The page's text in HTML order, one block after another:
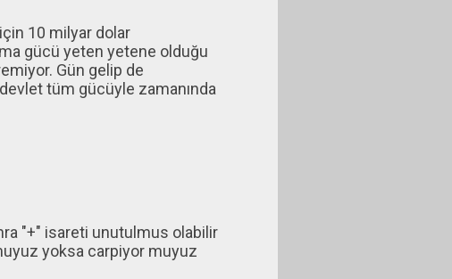
10 milyar dolar
gücü yeten yetene olduğu
Gün gelip de
tüm gücüyle zamanında
"+" isareti unutulmus olabilir
yoksa carpiyor muyuz